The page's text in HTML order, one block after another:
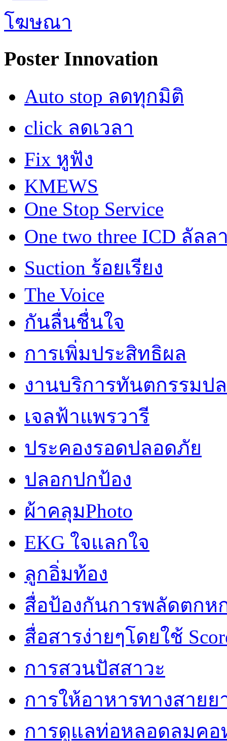
Poster Innovation
Auto stop ลดทุกมิติ
click ลดเวลา
Fix หูฟัง
KMEWS
One Stop Service
One two three ICD ลัลล
Suction ร้อยเรียง
The Voice
กันลื่นชื่นใจ
การเพิ่มประสิทธิผล
งานบริการทันตกรรมป
เจลฟ้าแพรวารี
ประคองรอดปลอดภัย
ปลอกปกป้อง
ผ้าคลุมPhoto
EKG ใจแลกใจ
ลูกอิ่มท้อง
สื่อป้องกันการพลัดตกห
สื่อสารง่ายๆโดยใช้
การสวนปัสสาวะ
การให้อาหารทางสายย
การดูแลท่อหลอดลมคอ